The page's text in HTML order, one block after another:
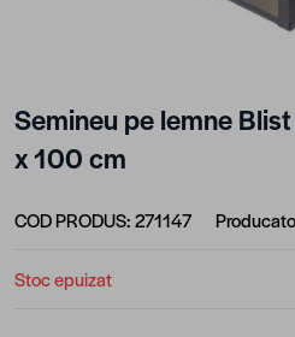
Semineu pe lemne
x 100 cm
COD PRODUS:271147
Stoc epuizat